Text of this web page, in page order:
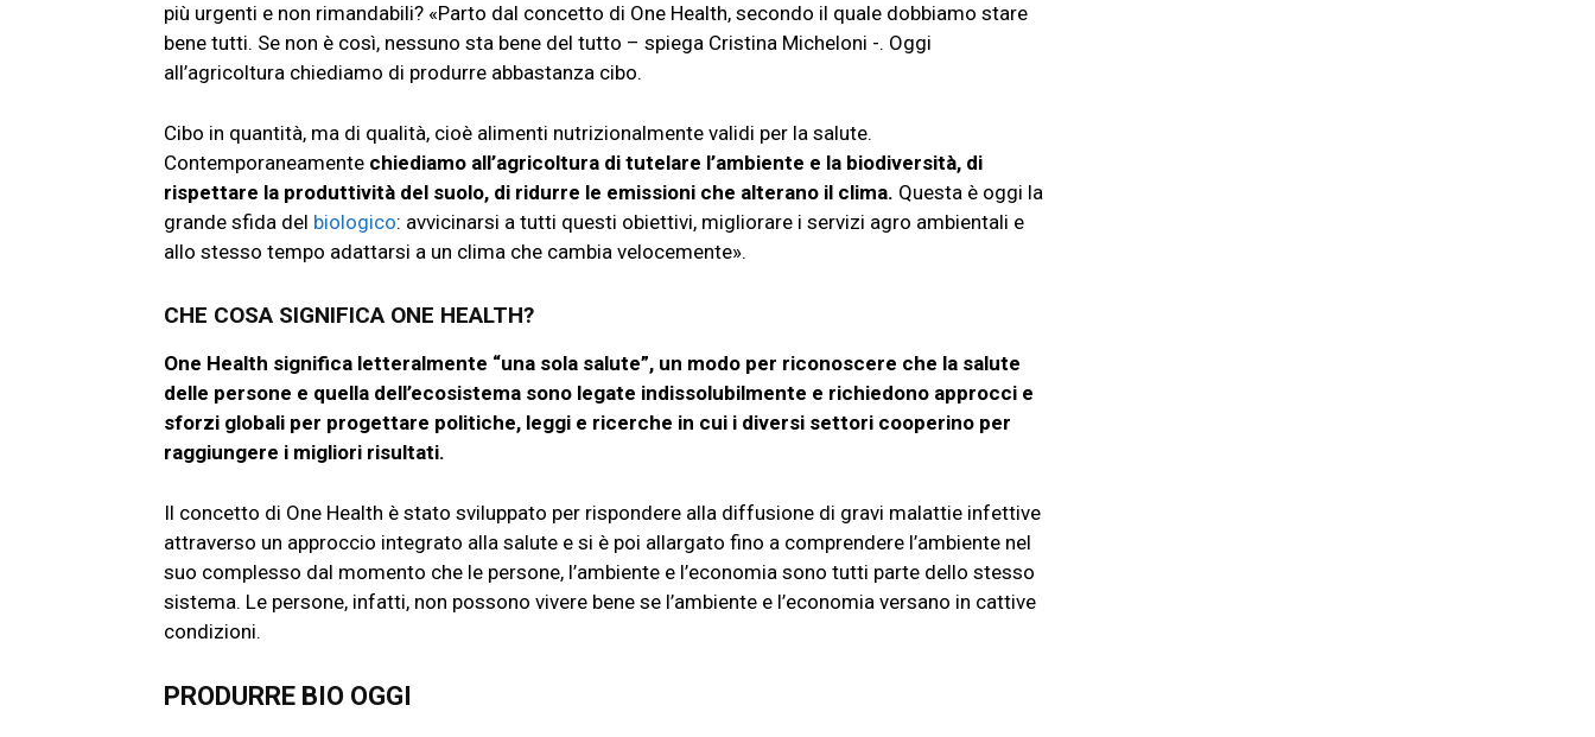
più urgenti e non rimandabili? «Parto dal concetto di One Health, secondo il quale dobbiamo stare
bene tutti. Se non è così, nessuno sta bene del tutto – spiega Cristina Micheloni -. Oggi
all’agricoltura chiediamo di produrre abbastanza cibo.
Cibo in quantità, ma di qualità, cioè alimenti nutrizionalmente validi per la salute.
Contemporaneamente chiediamo all’agricoltura di tutelare l’ambiente e la biodiversità, di
rispettare la produttività del suolo, di ridurre le emissioni che alterano il clima. Questa è oggi la
grande sfida del biologico: avvicinarsi a tutti questi obiettivi, migliorare i servizi agro ambientali e
allo stesso tempo adattarsi a un clima che cambia velocemente».
CHE COSA SIGNIFICA ONE HEALTH?
One Health significa letteralmente “una sola salute”, un modo per riconoscere che la salute
delle persone e quella dell’ecosistema sono legate indissolubilmente e richiedono approcci e
sforzi globali per progettare politiche, leggi e ricerche in cui i diversi settori cooperino per
raggiungere i migliori risultati.
Il concetto di One Health è stato sviluppato per rispondere alla diffusione di gravi malattie infettive
attraverso un approccio integrato alla salute e si è poi allargato fino a comprendere l’ambiente nel
suo complesso dal momento che le persone, l’ambiente e l’economia sono tutti parte dello stesso
sistema. Le persone, infatti, non possono vivere bene se l’ambiente e l’economia versano in cattive
condizioni.
PRODURRE BIO OGGI